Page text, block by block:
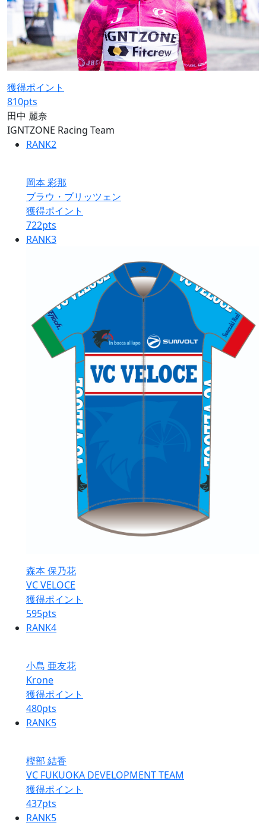
獲得ポイント
810pts
田中 麗奈
IGNTZONE Racing Team
RANK2
岡本 彩那
ブラウ・ブリッツェン
獲得ポイント
722pts
RANK3
森本 保乃花
VC VELOCE
獲得ポイント
595pts
RANK4
小島 亜友花
Krone
獲得ポイント
480pts
RANK5
樫部 結香
VC FUKUOKA DEVELOPMENT TEAM
獲得ポイント
437pts
RANK5